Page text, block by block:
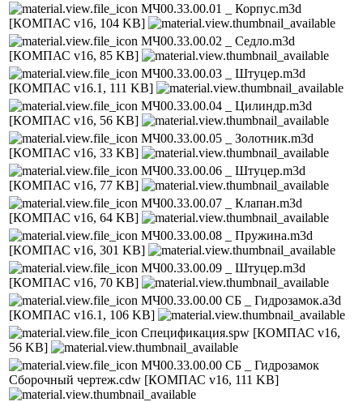
МЧ00.33.00.01 _ Корпус.m3d
[КОМПАС v16, 104 KB]
МЧ00.33.00.02 _ Седло.m3d
[КОМПАС v16, 85 KB]
МЧ00.33.00.03 _ Штуцер.m3d
[КОМПАС v16.1, 111 KB]
МЧ00.33.00.04 _ Цилиндр.m3d
[КОМПАС v16, 56 KB]
МЧ00.33.00.05 _ Золотник.m3d
[КОМПАС v16, 33 KB]
МЧ00.33.00.06 _ Штуцер.m3d
[КОМПАС v16, 77 KB]
МЧ00.33.00.07 _ Клапан.m3d
[КОМПАС v16, 64 KB]
МЧ00.33.00.08 _ Пружина.m3d
[КОМПАС v16, 301 KB]
МЧ00.33.00.09 _ Штуцер.m3d
[КОМПАС v16, 70 KB]
МЧ00.33.00.00 СБ _ Гидрозамок.a3d
[КОМПАС v16.1, 106 KB]
Спецификация.spw [КОМПАС v16,
56 KB]
МЧ00.33.00.00 СБ _ Гидрозамок
Сборочный чертеж.cdw [КОМПАС v16, 111 KB]